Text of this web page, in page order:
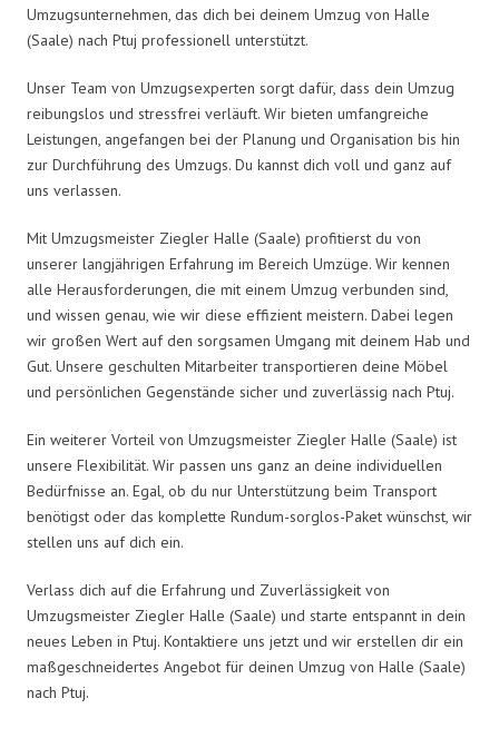
Umzugsunternehmen, das dich bei deinem Umzug von Halle
(Saale) nach Ptuj professionell unterstützt.
Unser Team von Umzugsexperten sorgt dafür, dass dein Umzug
reibungslos und stressfrei verläuft. Wir bieten umfangreiche
Leistungen, angefangen bei der Planung und Organisation bis hin
zur Durchführung des Umzugs. Du kannst dich voll und ganz auf
uns verlassen.
Mit Umzugsmeister Ziegler Halle (Saale) profitierst du von
unserer langjährigen Erfahrung im Bereich Umzüge. Wir kennen
alle Herausforderungen, die mit einem Umzug verbunden sind,
und wissen genau, wie wir diese effizient meistern. Dabei legen
wir großen Wert auf den sorgsamen Umgang mit deinem Hab und
Gut. Unsere geschulten Mitarbeiter transportieren deine Möbel
und persönlichen Gegenstände sicher und zuverlässig nach Ptuj.
Ein weiterer Vorteil von Umzugsmeister Ziegler Halle (Saale) ist
unsere Flexibilität. Wir passen uns ganz an deine individuellen
Bedürfnisse an. Egal, ob du nur Unterstützung beim Transport
benötigst oder das komplette Rundum-sorglos-Paket wünschst, wir
stellen uns auf dich ein.
Verlass dich auf die Erfahrung und Zuverlässigkeit von
Umzugsmeister Ziegler Halle (Saale) und starte entspannt in dein
neues Leben in Ptuj. Kontaktiere uns jetzt und wir erstellen dir ein
maßgeschneidertes Angebot für deinen Umzug von Halle (Saale)
nach Ptuj.